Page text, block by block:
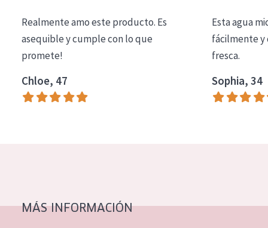
Limpieza
COLECCIÓN
Essentials
Lift+
Piel normal y seca
Realmente amo este producto. Es
asequible y cumple con lo que
promete!
Chloe, 47
Esta agua
fácilmente y
fresca.
Sophia, 34
MÁS INFORMACIÓN